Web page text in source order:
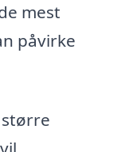
mest
påvirke
større